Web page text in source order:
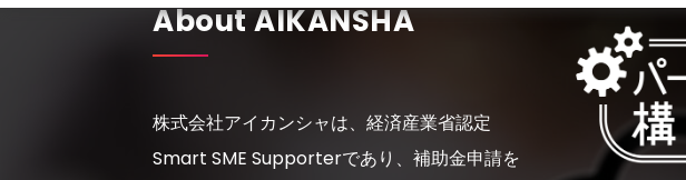
About AIKANSHA
株式会社アイカンシャは、経済産業省認定
Smart SME Supporterであり、補助金申請を